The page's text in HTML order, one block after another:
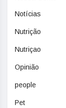
Notícias
Nutrição
Nutriçao
Opinião
people
Pet